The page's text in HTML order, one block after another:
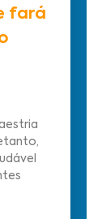
fará